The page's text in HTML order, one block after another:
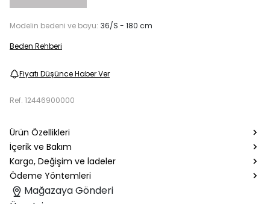
Modelin bedeni ve boyu: 36/S - 180 cm
Beden Rehberi
Fiyatı Düşünce Haber Ver
Ref. 12446900000
Ürün Özellikleri
İçerik ve Bakım
Kargo, Değişim ve İadeler
Ödeme Yöntemleri
Mağazaya Gönderi